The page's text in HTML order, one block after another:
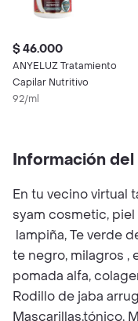
$ 46.000
ANYELUZ Tratamiento
Capilar Nutritivo
92/ml
Información
En tu vecino virtual
syam cosmetic, piel
lampiña, Te verde
te negro, milagros ,
pomada alfa,
Rodillo de jaba
Mascarillas,tónico,